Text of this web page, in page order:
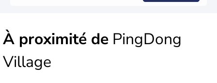
À proximité de PingDong
Village